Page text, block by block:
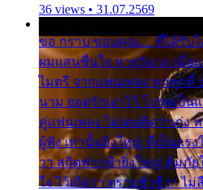
36 views • 31.07.2569
ขอ กราบ ขอบคุณ.... ที่ได้รับ
ผมแสนชื่นใจ หายวังเวง เมื่อ
ไมตรี จากแฟนเพลง ทุกทุกที่
นาม ยอดรักเอาไว้ โปรดเป็น
คู่แฟนเพลง ไม่เคยคิดว่าเก่ง
ผู้ฟัง เท่านั้นยิ่งใหญ่ ที่เป็นแรง
วา สถิตฟากฟ้ายิ่งใหญ่ คุ้มภัย
ใจ ไว้เถิดว่า ตราบชั่วชีวา ไ